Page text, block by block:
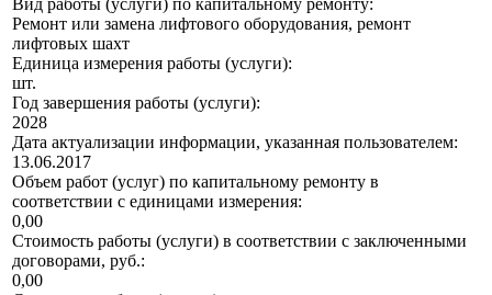
Вид работы (услуги) по капитальному ремонту:
Ремонт или замена лифтового оборудования, ремонт
лифтовых шахт
Единица измерения работы (услуги):
шт.
Год завершения работы (услуги):
2028
Дата актуализации информации, указанная пользователем:
13.06.2017
Объем работ (услуг) по капитальному ремонту в
соответствии с единицами измерения:
0,00
Стоимость работы (услуги) в соответствии с заключенными
договорами, руб.:
0,00